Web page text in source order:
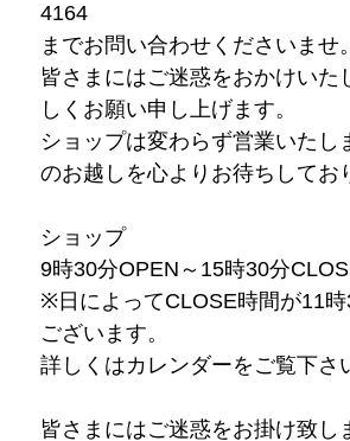
4164
までお問い合わせくださいませ。
皆さまにはご迷惑をおかけいた
しくお願い申し上げます。
ショップは変わらず営業いたし
のお越しを心よりお待ちしてお
ショップ
9時30分OPEN～15時30分
​※日によってCLOSE時間が11
ございます。
詳しくはカレンダーをご覧下さ
皆さまにはご迷惑をお掛け致し